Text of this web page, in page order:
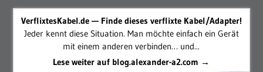
VerflixtesKabel.de — Finde dieses verflixte Kabel/Adapter!
Jeder kennt diese Situation. Man möchte einfach ein Gerät
mit einem anderen verbinden… und...
Lese weiter auf blog.alexander-a2.com →